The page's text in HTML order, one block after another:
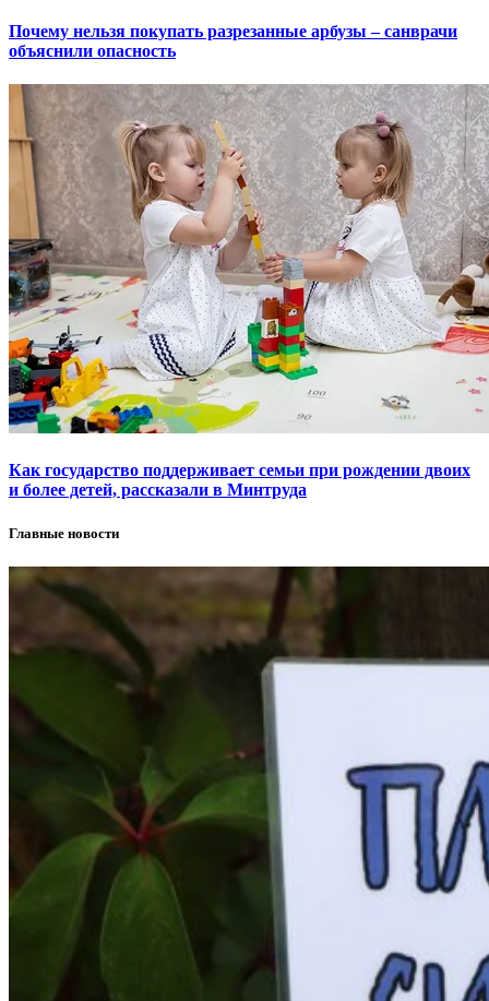
Почему нельзя покупать разрезанные арбузы – санврачи
объяснили опасность
Как государство поддерживает семьи при рождении двоих
и более детей, рассказали в Минтруда
Главные новости